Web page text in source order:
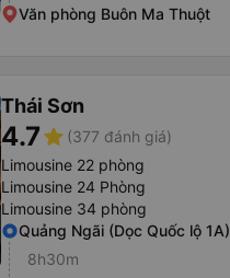
Văn phòng Buôn Ma Thuột
Thái Sơn
4.7star (377 đánh giá)
Limousine 22 phòng
Limousine 24 Phòng
Limousine 34 phòng
Quảng Ngãi (Dọc Quốc lộ 1A)
8h30m